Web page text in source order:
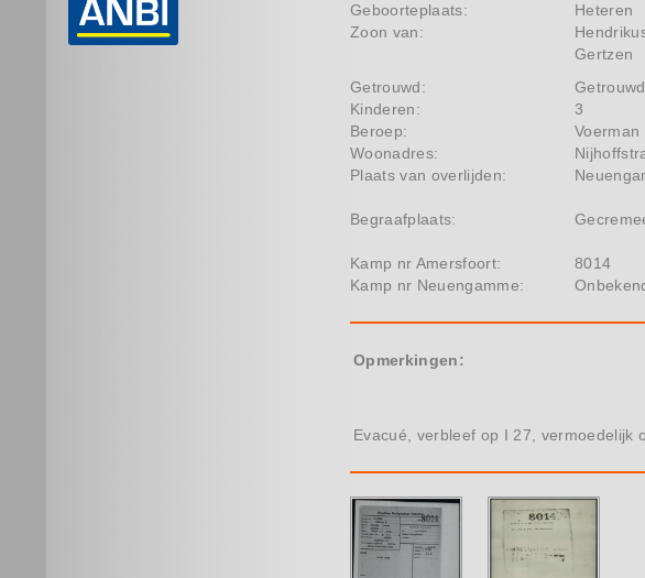
Geboorteplaats:
Heteren
Zoon van:
Gertzen
Getrouwd:
Kinderen:
3
Beroep:
Voerman
Woonadres:
Plaats van overlijden:
Begraafplaats:
Kamp nr Amersfoort:
8014
Kamp nr Neuengamme:
Opmerkingen:
Evacué, verbleef op I 27, vermoedelijk